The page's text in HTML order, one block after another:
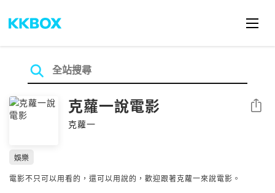
克蘿一說電影
克蘿一
分享
娛樂
電影不只可以用看的，還可以用說的，歡迎跟著克蘿一來說電影。